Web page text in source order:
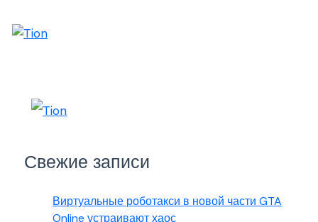
Свежие записи
Виртуальные роботакси в новой части GTA
Online устраивают хаос